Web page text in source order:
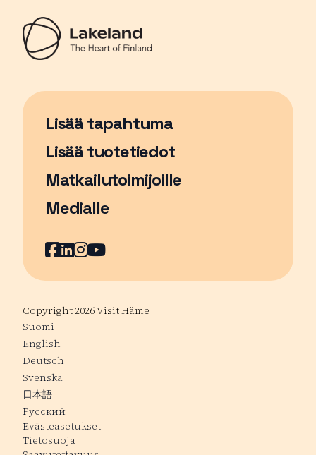
Lisää tapahtuma
Sivu avautuu uudessa ikkunassa
Lisää tuotetiedot
Matkailutoimijoille
Medialle
Facebook
Sivu avautuu uudessa ikkunassa
LinkedIn
Sivu avautuu uudessa ikkunassa
Instagram
Sivu avautuu uudessa
YouTube
Sivu avautuu uudessa
Copyright 2026 Visit Häme
Suomi
English
Deutsch
Svenska
日本語
Русский
Evästeasetukset
Tietosuoja